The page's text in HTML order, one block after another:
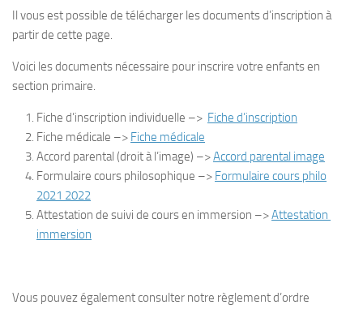
Il vous est possible de télécharger les documents d’inscription à
partir de cette page.
Voici les documents nécessaire pour inscrire votre enfants en
section primaire.
Fiche d’inscription individuelle –> Fiche d’inscription
Fiche médicale –> Fiche médicale
Accord parental (droit à l’image) –>Accord parental image
Formulaire cours philosophique –> Formulaire cours philo
2021 2022
Attestation de suivi de cours en immersion –>Attestation
immersion
Vous pouvez également consulter notre règlement d’ordre